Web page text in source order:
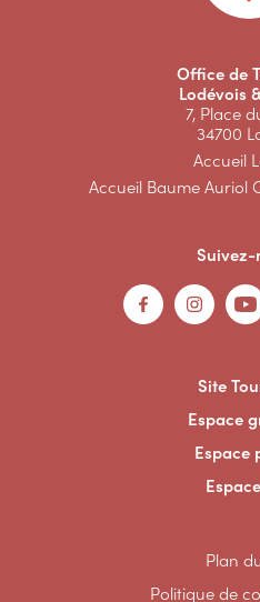
Office de
Lodévois
7, Place
34700
Accueil
Accueil Baume Auriol
Suivez-
Site
Espace
Espace
Plan
Politique de